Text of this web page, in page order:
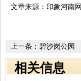
文章来源：印象河南网
上一条： 碧沙岗公园
相关信息